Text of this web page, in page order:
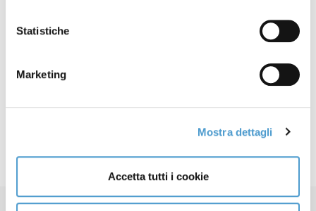
Statistiche
Marketing
Mostra dettagli
Accetta tutti i cookie
LinkedIn
Email
Share
Articolo precedente: TERRA NUOVA - Nuovi ogm, 18
Prec Articolo successivo: AGENZIA NOVA -
Avanti